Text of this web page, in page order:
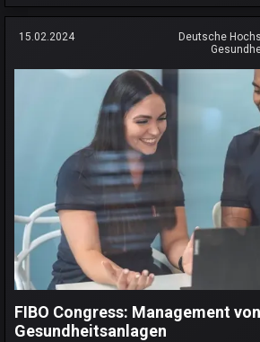
15.02.2024
Deutsche
FIBO Congress: Management
Gesundheitsanlagen